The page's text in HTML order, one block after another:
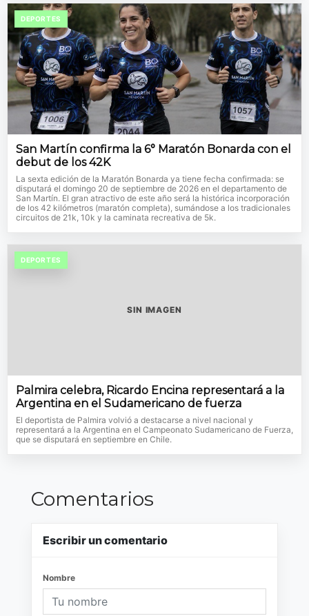
DEPORTES
San Martín confirma la 6° Maratón Bonarda con el
debut de los 42K
La sexta edición de la Maratón Bonarda ya tiene fecha confirmada: se
disputará el domingo 20 de septiembre de 2026 en el departamento de
San Martín. El gran atractivo de este año será la histórica incorporación
de los 42 kilómetros (maratón completa), sumándose a los tradicionales
circuitos de 21k, 10k y la caminata recreativa de 5k.
DEPORTES
SIN IMAGEN
Palmira celebra, Ricardo Encina representará a la
Argentina en el Sudamericano de fuerza
El deportista de Palmira volvió a destacarse a nivel nacional y
representará a la Argentina en el Campeonato Sudamericano de Fuerza,
que se disputará en septiembre en Chile.
Comentarios
Escribir un comentario
Nombre